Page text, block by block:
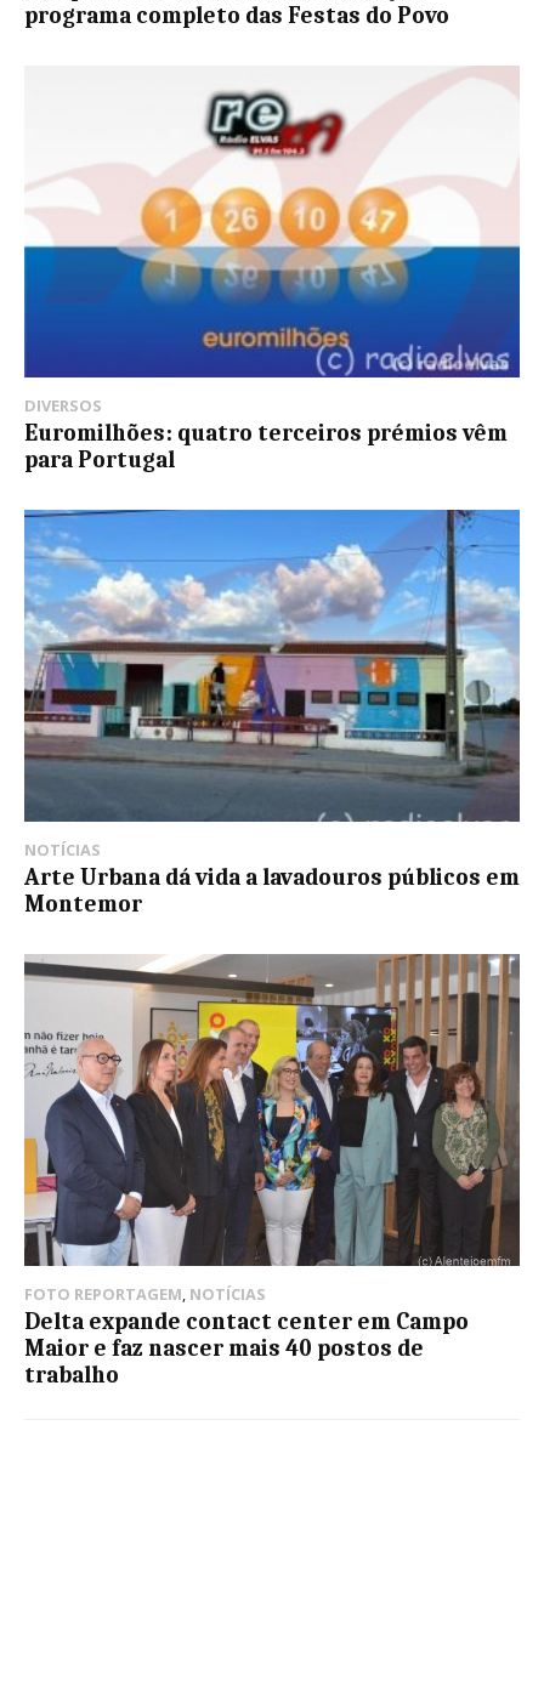
programa completo das Festas do Povo
DIVERSOS
Euromilhões: quatro terceiros prémios vêm
para Portugal
NOTÍCIAS
Arte Urbana dá vida a lavadouros públicos em
Montemor
FOTO REPORTAGEM, NOTÍCIAS
Delta expande contact center em Campo
Maior e faz nascer mais 40 postos de
trabalho